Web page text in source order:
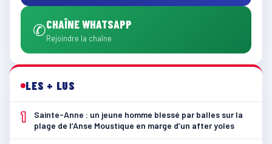
✆CHAÎNE WHATSAPP
Rejoindre la chaîne
LES + LUS
1
Sainte-Anne : un jeune homme blessé par balles sur la
plage de l’Anse Moustique en marge d’un after yoles